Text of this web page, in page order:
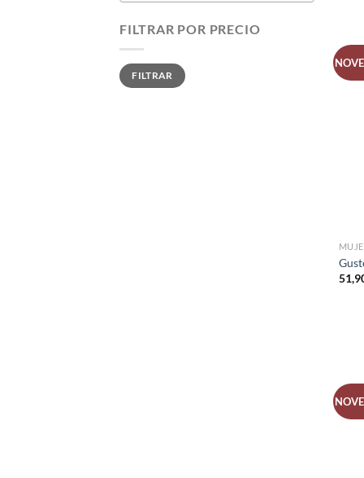
FILTRAR POR PRECIO
FILTRAR